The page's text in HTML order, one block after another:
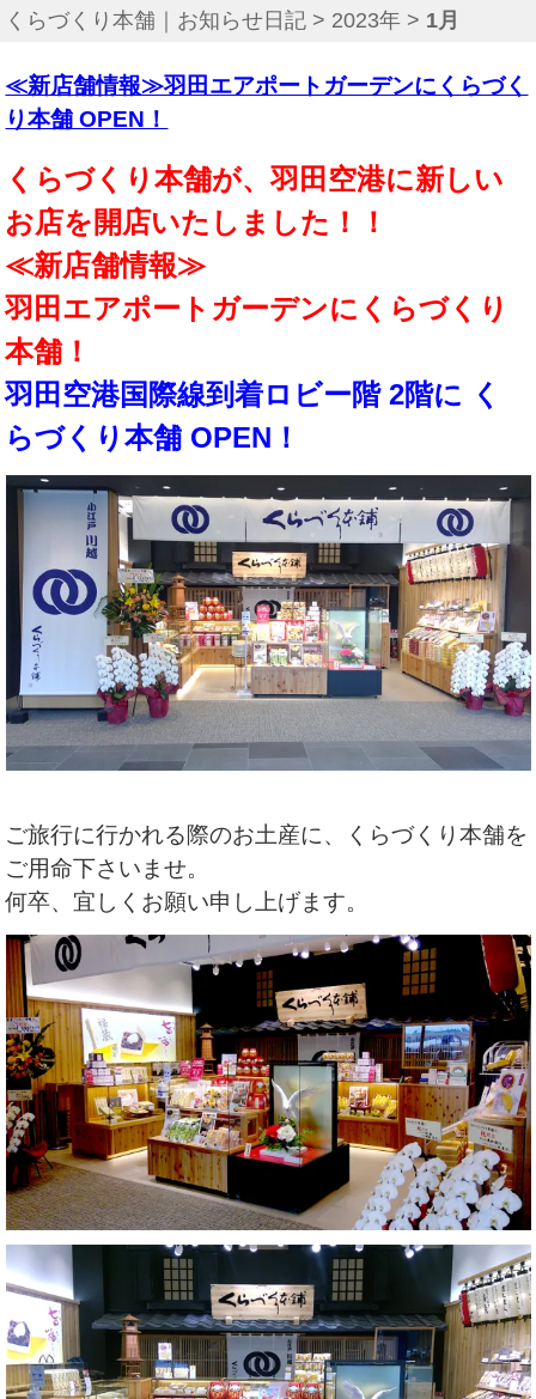
くらづくり本舗｜お知らせ日記 > 2023年 > 1月
≪新店舗情報≫羽田エアポートガーデンにくらづく
り本舗 OPEN！
くらづくり本舗が、羽田空港に新しい
お店を開店いたしました！！
≪新店舗情報≫
羽田エアポートガーデンにくらづくり
本舗！
羽田空港国際線到着ロビー階 2階に く
らづくり本舗 OPEN！
ご旅行に行かれる際のお土産に、くらづくり本舗を
ご用命下さいませ。
何卒、宜しくお願い申し上げます。